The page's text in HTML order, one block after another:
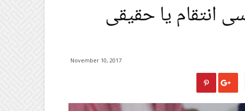
انتقام یا حقیقی
November 10, 2017